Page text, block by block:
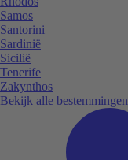
Samos
Santorini
Sardinië
Sicilië
Tenerife
Zakynthos
Bekijk alle bestemmingen